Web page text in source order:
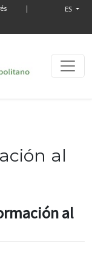
ES
al
al